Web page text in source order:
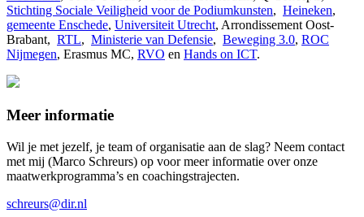
Stichting Sociale Veiligheid voor de Podiumkunsten, Heineken,
gemeente Enschede, Universiteit Utrecht, Arrondissement Oost-
Brabant, RTL, Ministerie van Defensie, Beweging 3.0, ROC
Nijmegen, Erasmus MC, RVO en Hands on ICT.
Meer informatie
Wil je met jezelf, je team of organisatie aan de slag? Neem contact
met mij (Marco Schreurs) op voor meer informatie over onze
maatwerkprogramma’s en coachingstrajecten.
schreurs@dir.nl